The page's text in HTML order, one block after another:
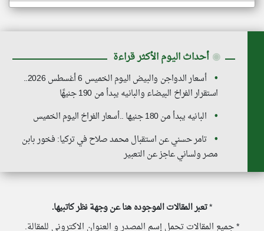
◉ أحداث اليوم الأكثر قراءة
أسعار الدواجن والبيض اليوم الخميس 6 أغسطس 2026..
استقرار الفراخ البيضاء والبانيه يبدأ من 190 جنيهًا
البانيه يبدأ من 180 جنيها ..أسعار الفراخ اليوم الخميس
تامر حسني عن استقبال محمد صلاح في تركيا: فخور بابن
مصر ولساني عاجز عن التعبير
*تعبر المقالات الموجوده هنا عن وجهة نظر كاتبيها.
* جميع المقالات تحمل إسم المصدر و العنوان الاكتروني للمقالة.